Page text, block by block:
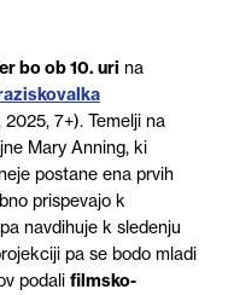
bo ob 10. uri na
7+). Temelji na
Mary Anning, ki
postane ena prvih
prispevajo k
navdihuje k sledenju
pa se bodo mladi
podali filmsko-